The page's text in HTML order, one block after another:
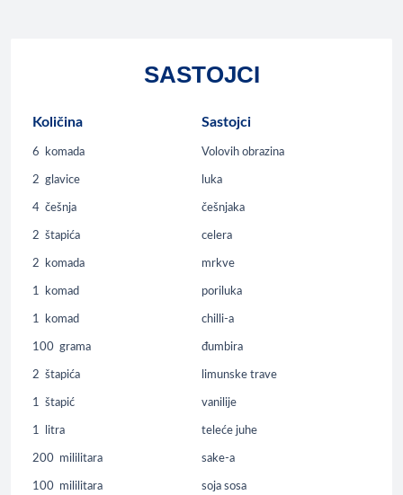
SASTOJCI
Količina Sastojci
6 komada Volovih obrazina
2 glavice luka
4 češnja češnjaka
2 štapića celera
2 komada mrkve
1 komad poriluka
1 komad chilli-a
100 grama đumbira
2 štapića limunske trave
1 štapić vanilije
1 litra teleće juhe
200 mililitara sake-a
100 mililitara soja sosa